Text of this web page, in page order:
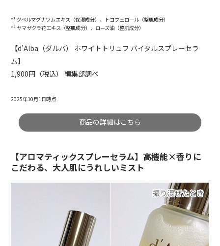
*¹ ツベルマグナツムエキス（保湿成分）、トコフェロール（整肌成分）
*² ヤマザクラ花エキス（整肌成分）、ローズ油（整肌成分）
【d’Alba（ダルバ） ホワイトトリュフ バイタルスプレーセラ
ム】
1,900円（税込） 編集部調べ
2025年10月1日時点
商品の詳細はこちら
【アロマティックスプレーセラム】高機能×香りに
こだわる、大人肌にうれしいミスト